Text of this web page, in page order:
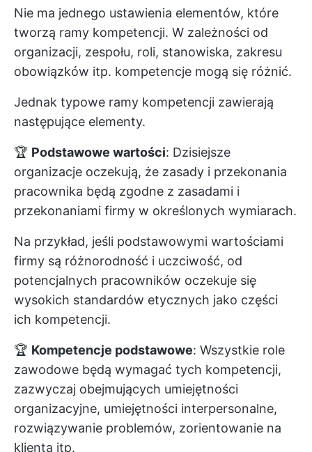
Nie ma jednego ustawienia elementów, które
tworzą ramy kompetencji. W zależności od
organizacji, zespołu, roli, stanowiska, zakresu
obowiązków itp. kompetencje mogą się różnić.
Jednak typowe ramy kompetencji zawierają
następujące elementy.
🏆 Podstawowe wartości: Dzisiejsze
organizacje oczekują, że zasady i przekonania
pracownika będą zgodne z zasadami i
przekonaniami firmy w określonych wymiarach.
Na przykład, jeśli podstawowymi wartościami
firmy są różnorodność i uczciwość, od
potencjalnych pracowników oczekuje się
wysokich standardów etycznych jako części
ich kompetencji.
🏆 Kompetencje podstawowe: Wszystkie role
zawodowe będą wymagać tych kompetencji,
zazwyczaj obejmujących umiejętności
organizacyjne, umiejętności interpersonalne,
rozwiązywanie problemów, zorientowanie na
klienta itp.